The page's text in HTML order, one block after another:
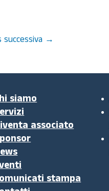
successiva →
siamo
associato
stampa